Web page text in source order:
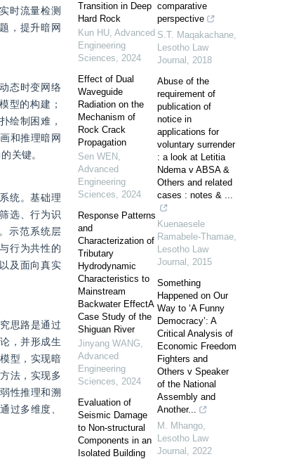
时流量检测
，提升暗网
态时变网络
型的构建；
绘制困难，
和推理暗网
关键。
统。基础理
选、行为识
示范系统层
行为共性的
及面向真实
思路是通过
，并形成生
型，实现暗
法，实现多
性推理和溯
过多维度、
Transition in Deep
Hard Rock
Kun HU, Advanced
Engineering
Sciences, 2024
Effect of Dual
Waveguide
Radiation on the
Mechanism of
Rock Crack
Propagation
Sen WEN ,
Advanced
Engineering
Sciences, 2024
Response Patterns
and
Characterization of
Tributary
Hydrodynamic
Characteristics to
Mainstream
Backwater EffectA
Case Study of the
Shiguan River
Jinyang WANG,
Advanced
Engineering
Sciences, 2024
Evaluation of
Seismic Damage
to Non-structural
Components in an
Isolated Building
comparative
perspective
S.T. Maqakachane,
Lesotho Law
Journal , 2018
Abuse of the
requirement of
publication of
notice in
applications for
voluntary surrender
: a look at Letitia
Ndema v ABSA &
Others and related
cases : notes & ...
Kuenaesele
Ramabele-Thamae,
Lesotho Law
Journal , 2015
Something
Happened on Our
Way to ‘A Funny
Democracy’: A
Critical Analysis of
Economic Freedom
Fighters and
Others v Speaker
of the National
Assembly and
Another...
M. Mhango,
Lesotho Law
Journal , 2022